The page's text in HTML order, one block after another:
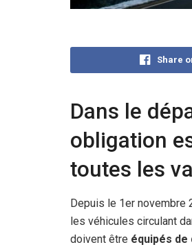
Share
Dans le
obligation
toutes les
Depuis le 1er novembre
les véhicules circulant
doivent être équipés